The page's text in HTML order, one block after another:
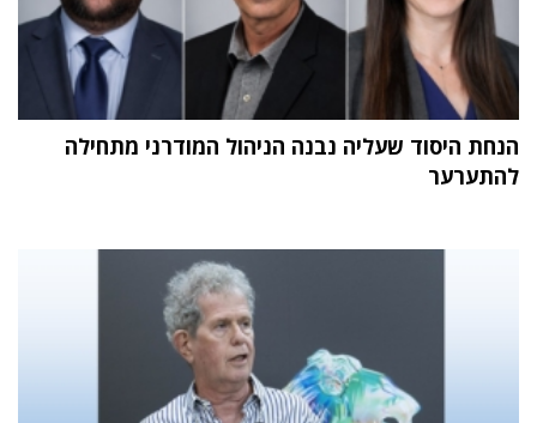
הנחת היסוד שעליה נבנה הניהול המודרני מתחילה
להתערער